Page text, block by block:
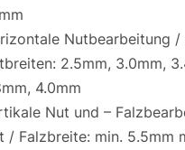
Nutbearbeitung /
2.5mm, 3.0mm,
4.0mm
Nut und –
/ Falzbreite: min. 5.5mm